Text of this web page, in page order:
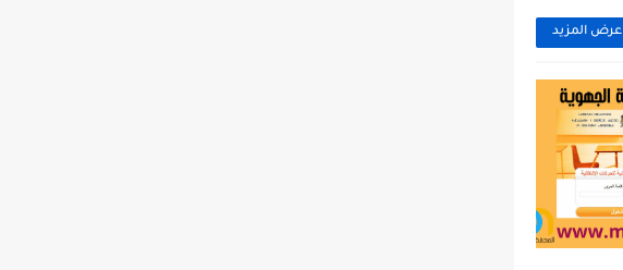
عرض المزيد